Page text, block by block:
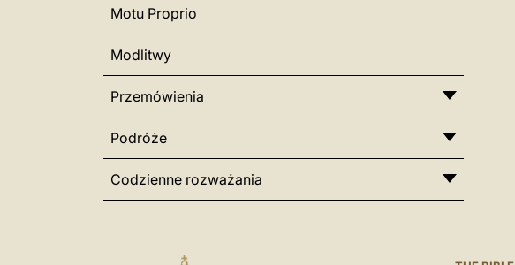
Motu Proprio
Modlitwy
Przemówienia
Podróże
Codzienne rozważania